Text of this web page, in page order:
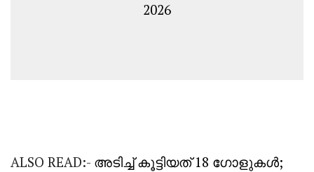
2026
ALSO READ:- അടിച്ച് കൂട്ടിയത് 18 ഗോളുകൾ;